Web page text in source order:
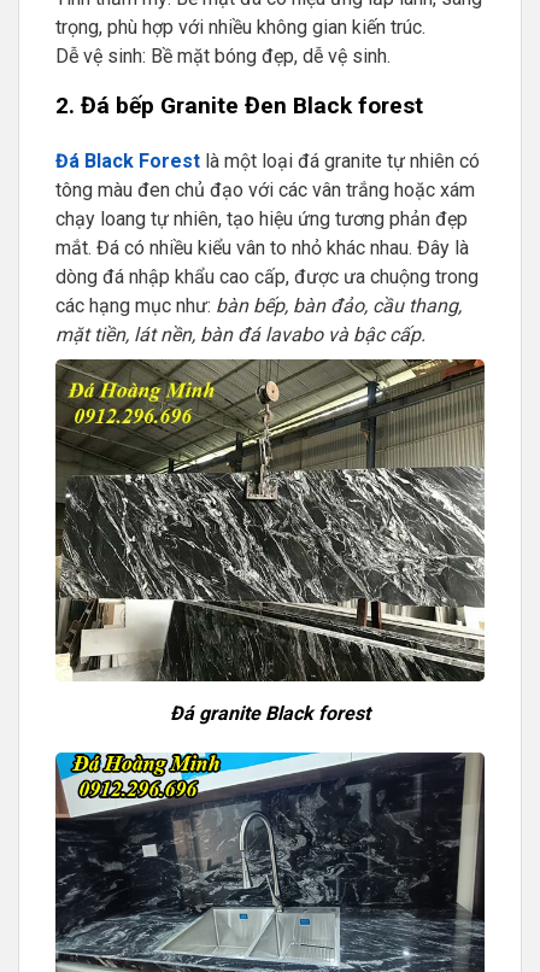
trọng, phù hợp với nhiều không gian kiến trúc.
Dễ vệ sinh: Bề mặt bóng đẹp, dễ vệ sinh.
2. Đá bếp Granite Đen Black forest
Đá Black Forest là một loại đá granite tự nhiên có
tông màu đen chủ đạo với các vân trắng hoặc xám
chạy loang tự nhiên, tạo hiệu ứng tương phản đẹp
mắt. Đá có nhiều kiểu vân to nhỏ khác nhau. Đây là
dòng đá nhập khẩu cao cấp, được ưa chuộng trong
các hạng mục như: bàn bếp, bàn đảo, cầu thang,
mặt tiền, lát nền, bàn đá lavabo và bậc cấp.
Đá granite Black forest